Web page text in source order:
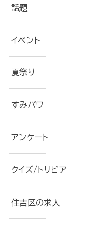
話題
イベント
夏祭り
すみパワ
アンケート
クイズ/トリビア
住吉区の求人